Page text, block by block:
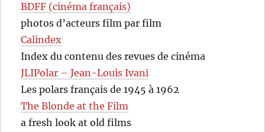
BDFF (cinéma français)
photos d’acteurs film par film
Calindex
Index du contenu des revues de cinéma
JLIPolar – Jean-Louis Ivani
Les polars français de 1945 à 1962
The Blonde at the Film
a fresh look at old films